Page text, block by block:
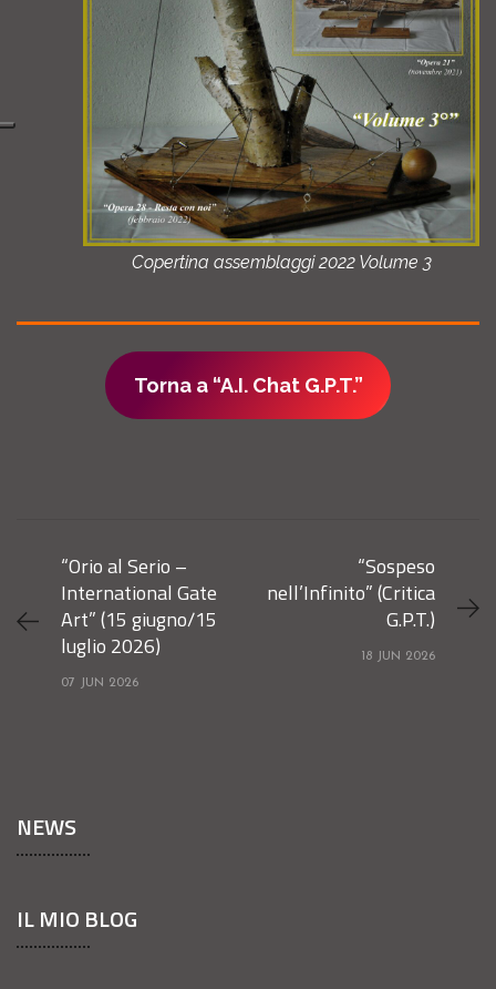
Copertina assemblaggi 2022 Volume 3
Torna a “A.I. Chat G.P.T.”
“Orio al Serio –
International Gate
Art” (15 giugno/15
luglio 2026)
07 JUN 2026
“Sospeso
nell’Infinito” (Critica
G.P.T.)
18 JUN 2026
NEWS
IL MIO BLOG